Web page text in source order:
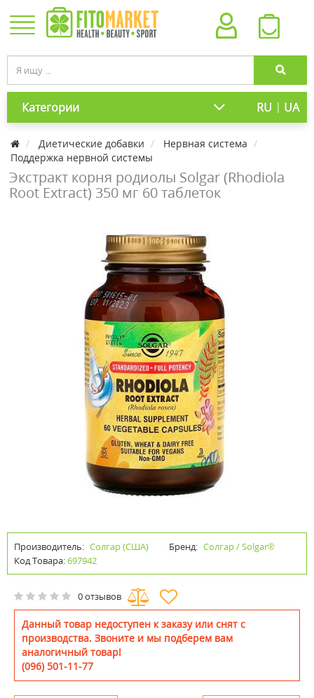
Категории RU | UA
Диетические добавки
Нервная система
Поддержка нервной системы
Экстракт корня родиолы Solgar (Rhodiola
Root Extract) 350 мг 60 таблеток
Производитель: Солгар (США) Бренд: Солгар / Solgar®
Код Товара:697942
0 отзывов
Данный товар недоступен к заказу или снят с
производства. Звоните и мы подберем вам
аналогичный товар!
(096) 501-11-77